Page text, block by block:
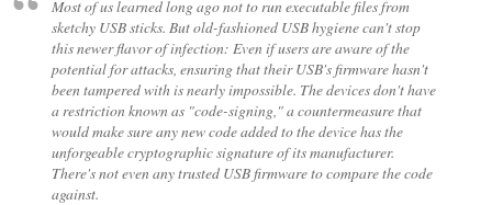
Most of us learned long ago not to run executable files from
sketchy USB sticks. But old-fashioned USB hygiene can't stop
this newer flavor of infection: Even if users are aware of the
potential for attacks, ensuring that their USB's firmware hasn't
been tampered with is nearly impossible. The devices don't have
a restriction known as "code-signing," a countermeasure that
would make sure any new code added to the device has the
unforgeable cryptographic signature of its manufacturer.
There's not even any trusted USB firmware to compare the code
against.